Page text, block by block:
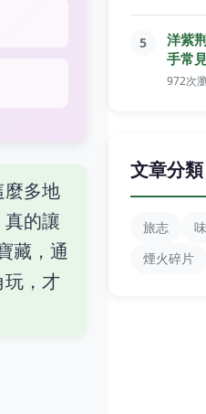
麼多地
的讓
藏，通
玩，才
5
洋紫
手常
972次
文章分類
旅志
煙火碎片